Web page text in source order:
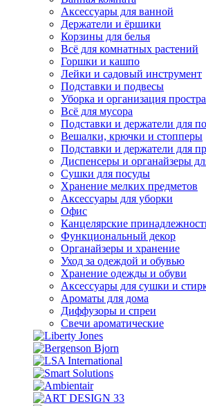
Аксессуары для ванной
Держатели и ёршики
Корзины для белья
Всё для комнатных растений
Горшки и кашпо
Лейки и садовый инструмент
Подставки и подвесы
Уборка и организация
Всё для мусора
Подставки и держатели для
Вешалки, крючки и стопперы
Подставки и держатели для
Диспенсеры и органайзеры
Сушки для посуды
Хранение мелких предметов
Аксессуары для уборки
Офис
Канцелярские
Функциональный декор
Органайзеры и хранение
Уход за одеждой и обувью
Хранение одежды и обуви
Аксессуары для сушки и
Ароматы для дома
Диффузоры и спреи
Свечи ароматические